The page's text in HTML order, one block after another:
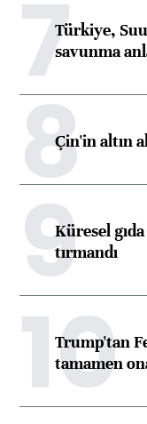
7Türkiye,
savunma
8Çin'in altın
9Küresel
tırmandı
10
Trump'tan
tamamen